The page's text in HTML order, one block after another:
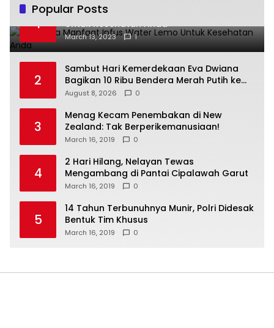
Popular Posts
1
Beberapa Manfaat Infus Water Lemo
Untuk Kesehatan Anda
March 13, 2023 1
2
Sambut Hari Kemerdekaan Eva Dwiana
Bagikan 10 Ribu Bendera Merah Putih ke
Warga
August 8, 2026 0
3
Menag Kecam Penembakan di New
Zealand: Tak Berperikemanusiaan!
March 16, 2019 0
4
2 Hari Hilang, Nelayan Tewas
Mengambang di Pantai Cipalawah Garut
March 16, 2019 0
5
14 Tahun Terbunuhnya Munir, Polri Didesak
Bentuk Tim Khusus
March 16, 2019 0